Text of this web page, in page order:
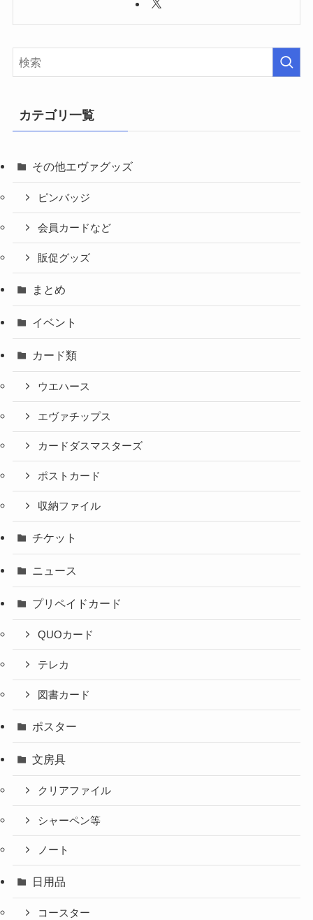
カテゴリ一覧
その他エヴァグッズ
ピンバッジ
会員カードなど
販促グッズ
まとめ
イベント
カード類
ウエハース
エヴァチップス
カードダスマスターズ
ポストカード
収納ファイル
チケット
ニュース
プリペイドカード
QUOカード
テレカ
図書カード
ポスター
文房具
クリアファイル
シャーペン等
ノート
日用品
コースター